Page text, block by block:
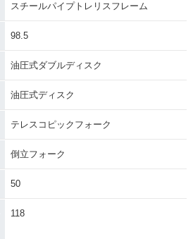
スチールパイプトレリスフレーム
98.5
油圧式ダブルディスク
油圧式ディスク
テレスコピックフォーク
倒立フォーク
50
118